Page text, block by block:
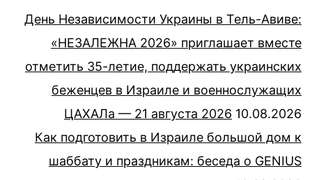
День Независимости Украины в Тель-Авиве:
«НЕЗАЛЕЖНА 2026» приглашает вместе
отметить 35-летие, поддержать украинских
беженцев в Израиле и военнослужащих
ЦАХАЛа — 21 августа 2026 10.08.2026
Как подготовить в Израиле большой дом к
шаббату и праздникам: беседа о GENIUS